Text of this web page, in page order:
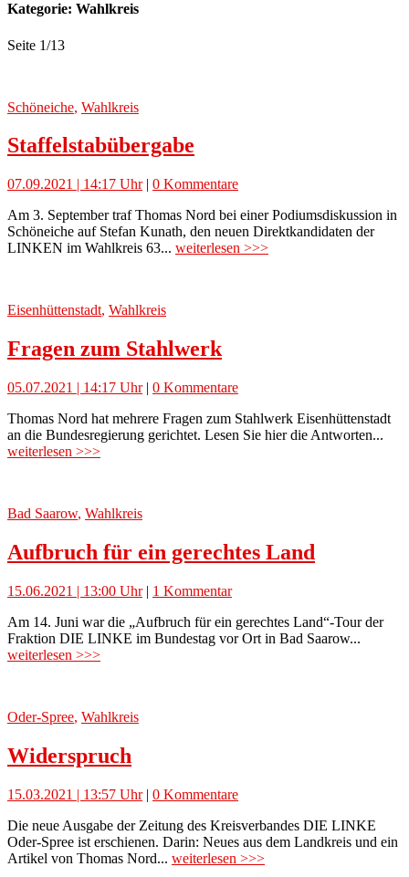
Kategorie: Wahlkreis
Seite 1/13
Schöneiche, Wahlkreis
Staffelstabübergabe
07.09.2021 | 14:17 Uhr| 0 Kommentare
Am 3. September traf Thomas Nord bei einer Podiumsdiskussion in
Schöneiche auf Stefan Kunath, den neuen Direktkandidaten der
LINKEN im Wahlkreis 63... weiterlesen >>>
Eisenhüttenstadt, Wahlkreis
Fragen zum Stahlwerk
05.07.2021 | 14:17 Uhr| 0 Kommentare
Thomas Nord hat mehrere Fragen zum Stahlwerk Eisenhüttenstadt
an die Bundesregierung gerichtet. Lesen Sie hier die Antworten...
weiterlesen >>>
Bad Saarow, Wahlkreis
Aufbruch für ein gerechtes Land
15.06.2021 | 13:00 Uhr| 1 Kommentar
Am 14. Juni war die „Aufbruch für ein gerechtes Land“-Tour der
Fraktion DIE LINKE im Bundestag vor Ort in Bad Saarow...
weiterlesen >>>
Oder-Spree, Wahlkreis
Widerspruch
15.03.2021 | 13:57 Uhr| 0 Kommentare
Die neue Ausgabe der Zeitung des Kreisverbandes DIE LINKE
Oder-Spree ist erschienen. Darin: Neues aus dem Landkreis und ein
Artikel von Thomas Nord... weiterlesen >>>